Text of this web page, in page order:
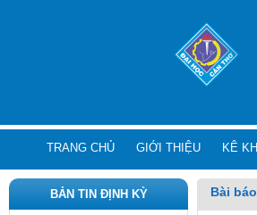
TRANG CHỦ GIỚI THIỆU KÊ
BẢN TIN ĐỊNH KỲ Bài